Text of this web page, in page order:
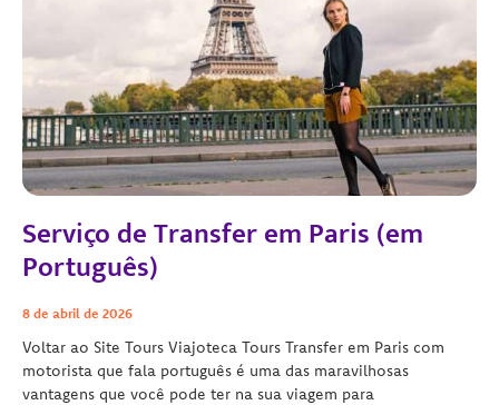
Serviço de Transfer em Paris (em
Português)
8 de abril de 2026
Voltar ao Site Tours Viajoteca Tours Transfer em Paris com
motorista que fala português é uma das maravilhosas
vantagens que você pode ter na sua viagem para